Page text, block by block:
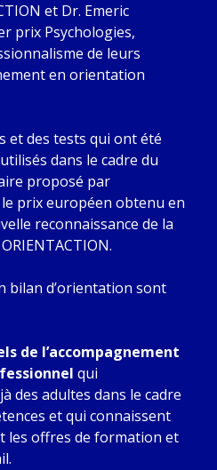
et Dr. Emeric
prix Psychologies,
de leurs
en orientation
et des tests qui ont été
dans le cadre du
proposé par
le prix européen obtenu en
reconnaissance de la
bilan d’orientation sont
de l’accompagnement
qui
des adultes dans le cadre
et qui connaissent
les offres de formation et